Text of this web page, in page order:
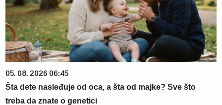
05. 08. 2026 06:45
Šta dete nasleđuje od oca, a šta od majke? Sve što
treba da znate o genetici